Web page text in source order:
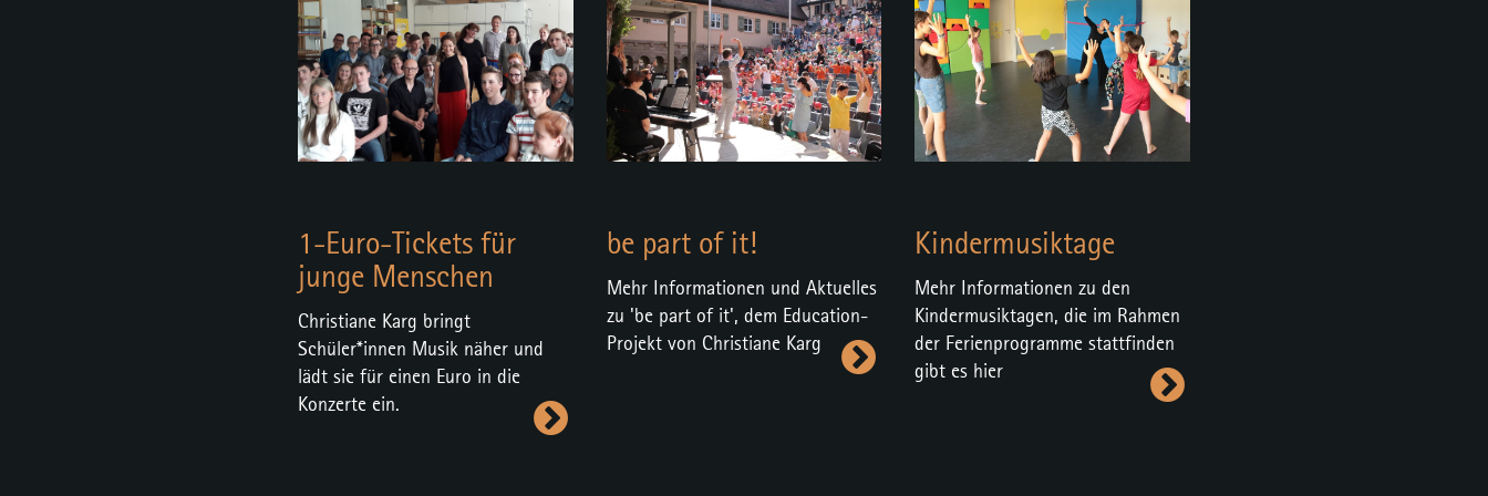
1-Euro-Tickets für
junge Menschen
Christiane Karg bringt
Schüler*innen Musik näher und
lädt sie für einen Euro in die
Konzerte ein.
be part of it!
Mehr Informationen und Aktuelles
zu 'be part of it', dem Education-
Projekt von Christiane Karg
Kindermusiktage
Mehr Informationen zu den
Kindermusiktagen, die im Rahmen
der Ferienprogramme stattfinden
gibt es hier